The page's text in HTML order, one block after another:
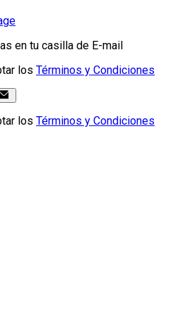
en tu casilla de E-mail
los Términos y Condiciones
los Términos y Condiciones